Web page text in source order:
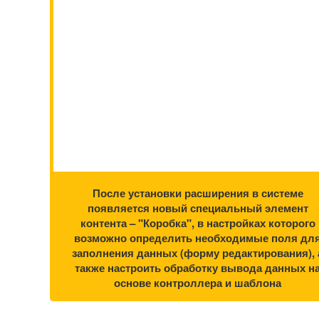
После установки расширения в системе
появляется новый специальный элемент
контента – "Коробка", в настройках которого
возможно определить необходимые поля
заполнения данных (форму редактирования),
также настроить обработку вывода данных
основе контроллера и шаблона